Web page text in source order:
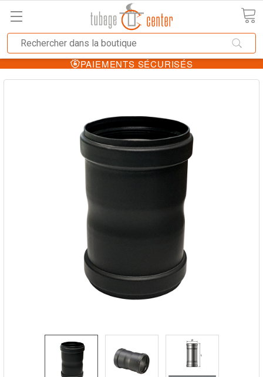
PAIEMENTS SÉCURISÉS